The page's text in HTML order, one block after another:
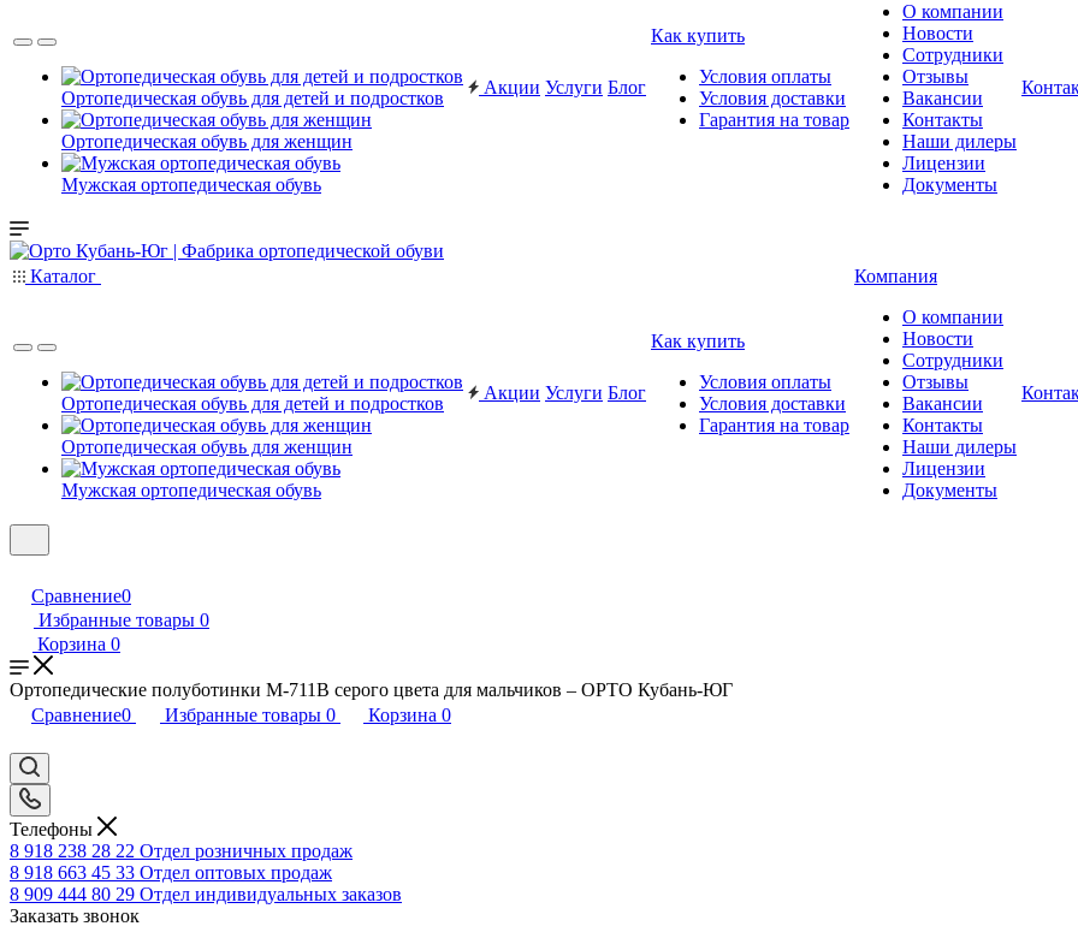
Ортопедическая обувь для детей и подростков
Ортопедическая обувь для женщин
Мужская ортопедическая обувь
Акции Услуги Блог
Как купить
Условия оплаты
Условия доставки
Гарантия на товар
О компании
Новости
Сотрудники
Отзывы
Вакансии
Контакты
Наши дилеры
Лицензии
Документы
Каталог
Ортопедическая обувь для детей и подростков
Ортопедическая обувь для женщин
Мужская ортопедическая обувь
Акции Услуги Блог
Как купить
Условия оплаты
Условия доставки
Гарантия на товар
Компания
О компании
Новости
Сотрудники
Отзывы
Вакансии
Контакты
Наши дилеры
Лицензии
Документы
Сравнение0
Избранные товары 0
Корзина 0
Ортопедические полуботинки М-711В серого цвета для мальчиков – ОРТО Кубань-ЮГ
Сравнение0 Избранные товары 0 Корзина 0
Телефоны
8 918 238 28 22 Отдел розничных продаж
8 918 663 45 33 Отдел оптовых продаж
8 909 444 80 29 Отдел индивидуальных заказов
Заказать звонок